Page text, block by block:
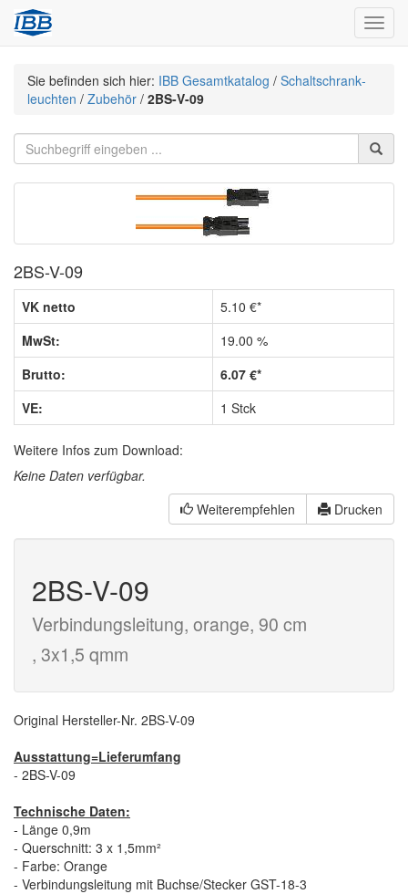
Sie befinden sich hier: IBB Gesamtkatalog / Schaltschrank­
leuchten / Zubehör / 2BS-V-09
2BS-V-09
VK netto
5.10 €*
MwSt:
19.00 %
Brutto:
6.07 €*
VE:
1 Stck
Weitere Infos zum Download:
Keine Daten verfügbar.
Weiterempfehlen
Drucken
2BS-V-09
Verbindungsleitung, orange, 90 cm
, 3x1,5 qmm
Original Hersteller-Nr. 2BS-V-09
Ausstattung=Lieferumfang
- 2BS-V-09
Technische Daten:
- Länge 0,9m
- Querschnitt: 3 x 1,5mm²
- Farbe: Orange
- Verbindungsleitung mit Buchse/Stecker GST-18-3